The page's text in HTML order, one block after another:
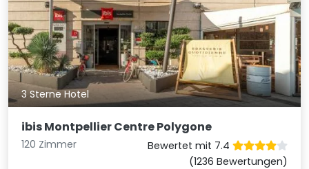
3 Sterne Hotel
ibis Montpellier Centre Polygone
120 Zimmer
Bewertet mit 7.4
(1236 Bewertungen)